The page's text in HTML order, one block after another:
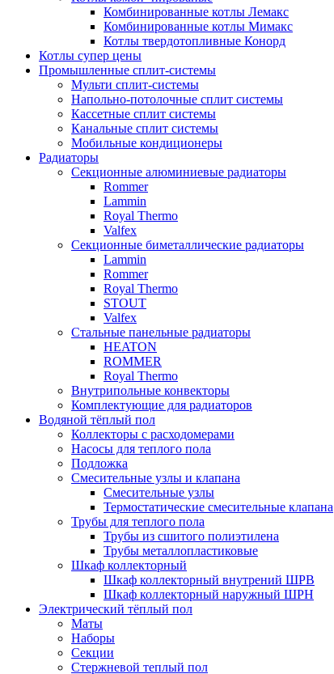
Комбинированные котлы Лемакс
Комбинированные котлы Мимакс
Котлы твердотопливные Конорд
Котлы супер цены
Промышленные сплит-системы
Мульти сплит-системы
Напольно-потолочные сплит системы
Кассетные сплит системы
Канальные сплит системы
Мобильные кондиционеры
Радиаторы
Секционные алюминиевые радиаторы
Rommer
Lammin
Royal Thermo
Valfex
Секционные биметаллические радиаторы
Lammin
Rommer
Royal Thermo
STOUT
Valfex
Стальные панельные радиаторы
HEATON
ROMMER
Royal Thermo
Внутрипольные конвекторы
Комплектующие для радиаторов
Водяной тёплый пол
Коллекторы с расходомерами
Насосы для теплого пола
Подложка
Смесительные узлы и клапана
Смесительные узлы
Термостатические смесительные клапана
Трубы для теплого пола
Трубы из сшитого полиэтилена
Трубы металлопластиковые
Шкаф коллекторный
Шкаф коллекторный внутрений ШРВ
Шкаф коллекторный наружный ШРН
Электрический тёплый пол
Маты
Наборы
Секции
Стержневой теплый пол